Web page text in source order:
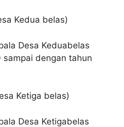
Kedua belas)
Desa Keduabelas
dengan tahun
Ketiga belas)
Desa Ketigabelas